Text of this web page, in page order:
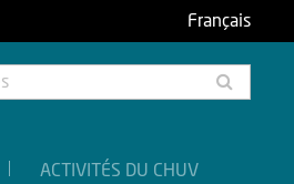
Français
ACTIVITÉS DU CHUV